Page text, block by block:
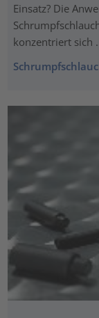
Einsatz? Die
konzentriert sich